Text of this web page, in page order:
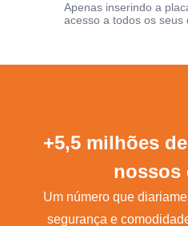
Apenas inserindo a
acesso a todos os seus
+5,5 milhões
nossos
Um número que
segurança e